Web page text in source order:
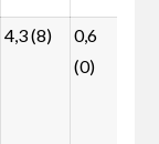
4,3 (8)
0,6
(0)